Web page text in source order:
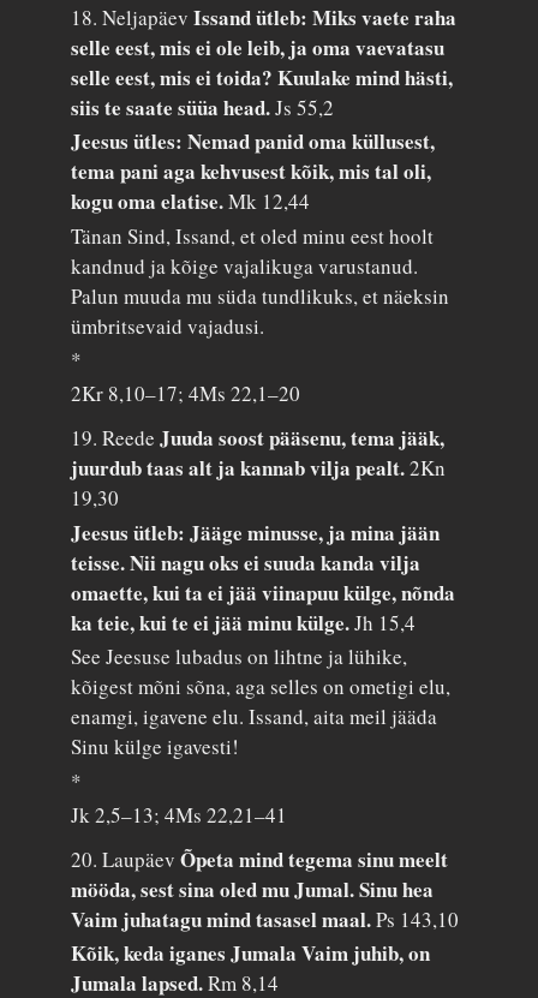
18. NeljapäevIssand ütleb: Miks vaete raha
selle eest, mis ei ole leib, ja oma vaevatasu
selle eest, mis ei toida? Kuulake mind hästi,
siis te saate süüa head.Js 55,2
Jeesus ütles: Nemad panid oma küllusest,
tema pani aga kehvusest kõik, mis tal oli,
kogu oma elatise.Mk 12,44
Tänan Sind, Issand, et oled minu eest hoolt
kandnud ja kõige vajalikuga varustanud.
Palun muuda mu süda tundlikuks, et näeksin
ümbritsevaid vajadusi.
*
2Kr 8,10–17; 4Ms 22,1–20
19. ReedeJuuda soost pääsenu, tema jääk,
juurdub taas alt ja kannab vilja pealt.2Kn
19,30
Jeesus ütleb: Jääge minusse, ja mina jään
teisse. Nii nagu oks ei suuda kanda vilja
omaette, kui ta ei jää viinapuu külge, nõnda
ka teie, kui te ei jää minu külge.Jh 15,4
See Jeesuse lubadus on lihtne ja lühike,
kõigest mõni sõna, aga selles on ometigi elu,
enamgi, igavene elu. Issand, aita meil jääda
Sinu külge igavesti!
*
Jk 2,5–13; 4Ms 22,21–41
20. LaupäevÕpeta mind tegema sinu meelt
mööda, sest sina oled mu Jumal. Sinu hea
Vaim juhatagu mind tasasel maal.Ps 143,10
Kõik, keda iganes Jumala Vaim juhib, on
Jumala lapsed.Rm 8,14